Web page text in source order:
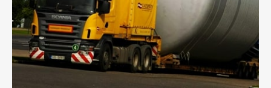
- Перевозка техники и негабаритных грузов
осуществляется после получения разрешения на
перевозку (обычно 7-14 дней).
- Тайгер Логистик в короткие сроки поможет вам
качественно и безопасно перевезти негабаритные
грузы по всей России тралом, манипулятором и
другим транспортом и подобрать оптимальный